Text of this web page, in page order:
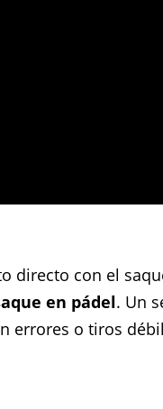
directo con el
en pádel. Un
errores o tiros